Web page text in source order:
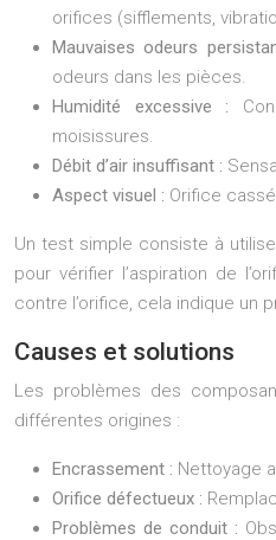
orifices (sifflements,
Mauvaises odeurs
odeurs dans les pièces.
Humidité excessive :
moisissures.
Débit d’air insuffisant :
Aspect visuel : Orifice
Un test simple consiste à
pour vérifier l’aspiration de
contre l’orifice, cela indique un
Causes et solutions
Les problèmes des
différentes origines :
Encrassement : Nettoyage
Orifice défectueux :
Problèmes de conduit :